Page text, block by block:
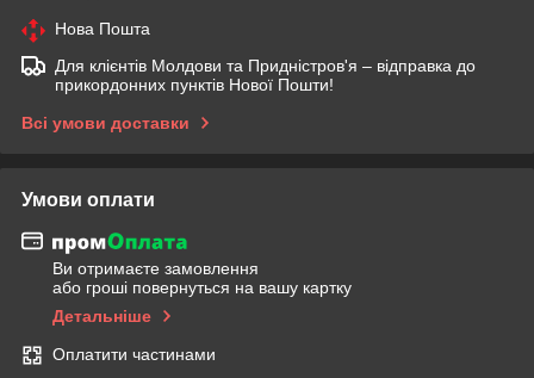
Нова Пошта
Для клієнтів Молдови та Придністров'я – відправка до
прикордонних пунктів Нової Пошти!
Всі умови доставки
Умови оплати
Ви отримаєте замовлення
або гроші повернуться на вашу картку
Детальніше
Оплатити частинами